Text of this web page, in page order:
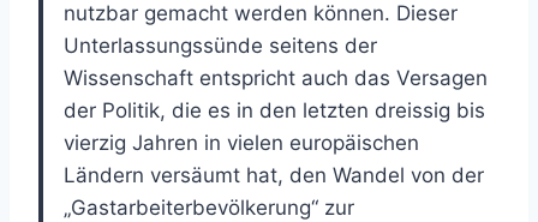
nutzbar gemacht werden können. Dieser
Unterlassungssünde seitens der
Wissenschaft entspricht auch das Versagen
der Politik, die es in den letzten dreissig bis
vierzig Jahren in vielen europäischen
Ländern versäumt hat, den Wandel von der
„Gastarbeiterbevölkerung“ zur